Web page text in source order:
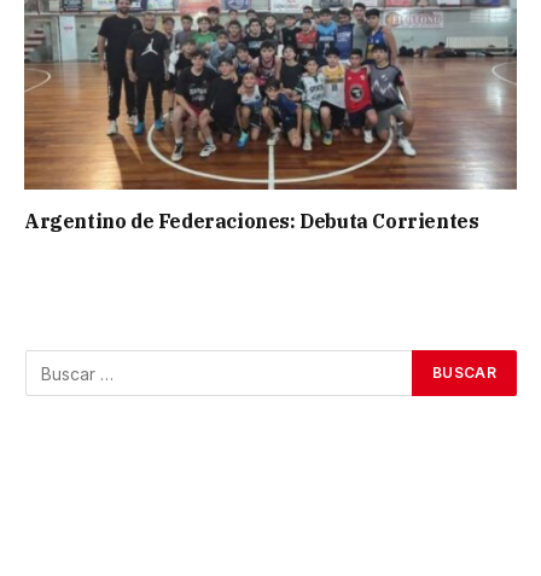
Argentino de Federaciones: Debuta Corrientes